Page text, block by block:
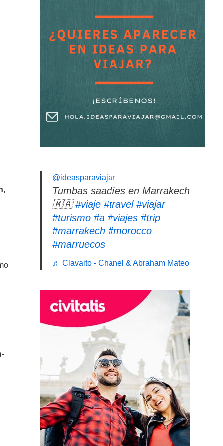
@ideasparaviajar
Tumbas saadíes en Marrakech
🇲🇦#viaje #travel #viajar
#turismo #a #viajes #trip
#marrakech #morocco
#marruecos
♬ Clavaito - Chanel & Abraham Mateo